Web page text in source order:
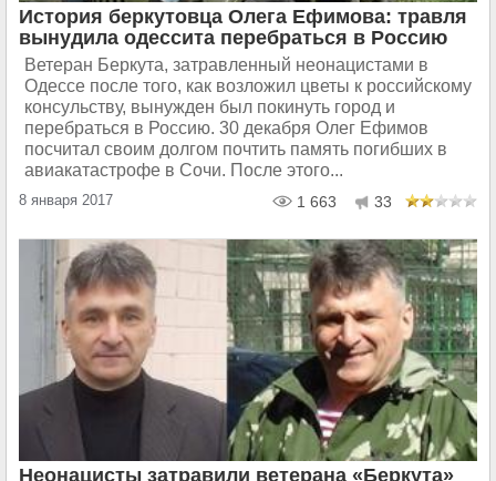
История беркутовца Олега Ефимова: травля
вынудила одессита перебраться в Россию
Ветеран Беркута, затравленный неонацистами в
Одессе после того, как возложил цветы к российскому
консульству, вынужден был покинуть город и
перебраться в Россию. 30 декабря Олег Ефимов
посчитал своим долгом почтить память погибших в
авиакатастрофе в Сочи. После этого...
8 января 2017 1 663 33
Неонацисты затравили ветерана «Беркута»